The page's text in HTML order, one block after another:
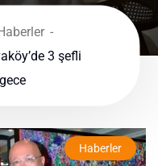
3 şefli
Haberler